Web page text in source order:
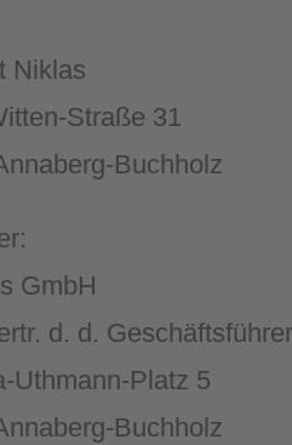
Niklas
Straße 31
Buchholz
GmbH
d. d.
Uthmann-Platz 5
Buchholz